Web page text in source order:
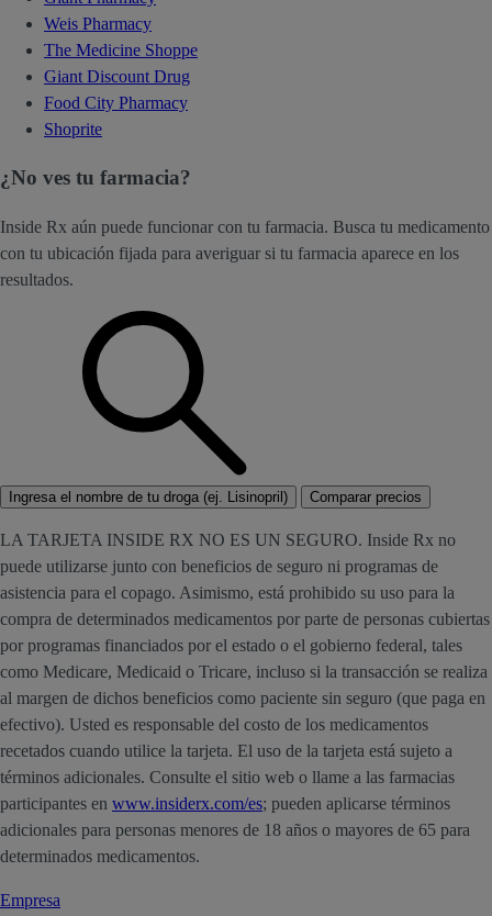
Weis Pharmacy
The Medicine Shoppe
Giant Discount Drug
Food City Pharmacy
Shoprite
¿No ves tu farmacia?
Inside Rx aún puede funcionar con tu farmacia. Busca tu medicamento
con tu ubicación fijada para averiguar si tu farmacia aparece en los
resultados.
Ingresa el nombre de tu droga (ej. Lisinopril) Comparar precios
LA TARJETA INSIDE RX NO ES UN SEGURO. Inside Rx no
puede utilizarse junto con beneficios de seguro ni programas de
asistencia para el copago. Asimismo, está prohibido su uso para la
compra de determinados medicamentos por parte de personas cubiertas
por programas financiados por el estado o el gobierno federal, tales
como Medicare, Medicaid o Tricare, incluso si la transacción se realiza
al margen de dichos beneficios como paciente sin seguro (que paga en
efectivo). Usted es responsable del costo de los medicamentos
recetados cuando utilice la tarjeta. El uso de la tarjeta está sujeto a
términos adicionales. Consulte el sitio web o llame a las farmacias
participantes en www.insiderx.com/es; pueden aplicarse términos
adicionales para personas menores de 18 años o mayores de 65 para
determinados medicamentos.
Empresa